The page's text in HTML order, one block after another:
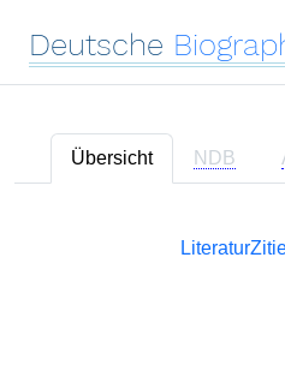
Deutsche
Übersicht NDB
Literatur